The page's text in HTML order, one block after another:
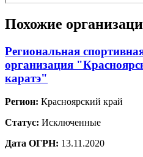
Похожие
Региональная
организация
каратэ"
Регион: Красноярский край
Статус: Исключенные
Дата ОГРН: 13.11.2020